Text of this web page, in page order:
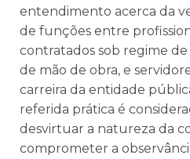
entendimento acerca da
de funções entre
contratados sob regime
de mão de obra, e
carreira da entidade
referida prática é
desvirtuar a natureza da
comprometer a